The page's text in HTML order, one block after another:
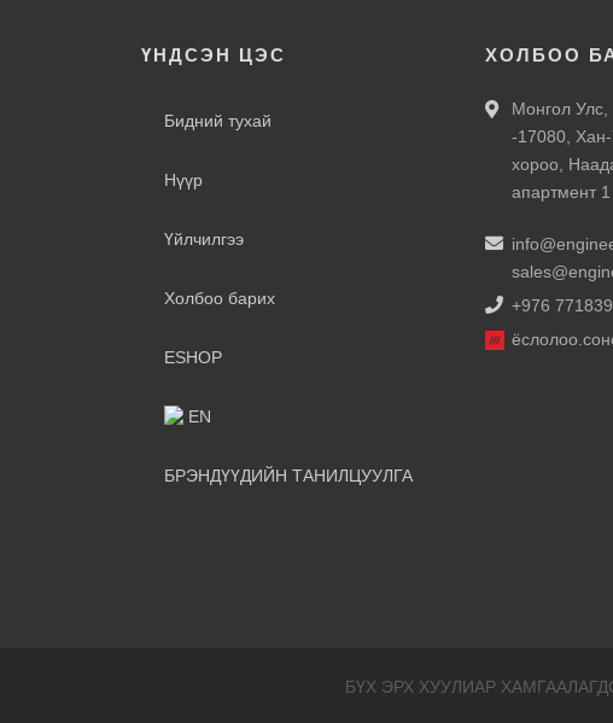
ҮНДСЭН ЦЭС
Бидний тухай
Нүүр
Үйлчилгээ
Холбоо барих
ESHOP
EN
БРЭНДҮҮДИЙН ТАНИЛЦУУЛГА
ХОЛБОО
Монгол Улс,
-17080, Хан-
хороо,
апартмент 1
+976
БҮХ ЭРХ ХУУЛИАР